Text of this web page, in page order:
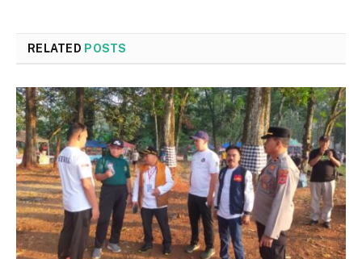
RELATED POSTS